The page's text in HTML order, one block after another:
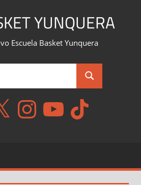
YUNQUERA
Escuela Basket Yunquera
Buscar
InstagramYouTube TikTok